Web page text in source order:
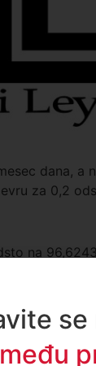
dana, a
za 0,2
na
dana, na